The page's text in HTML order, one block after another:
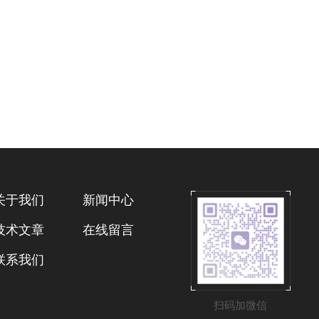
扫码加微信
于我们 新闻中心
术文章 在线留言
系我们